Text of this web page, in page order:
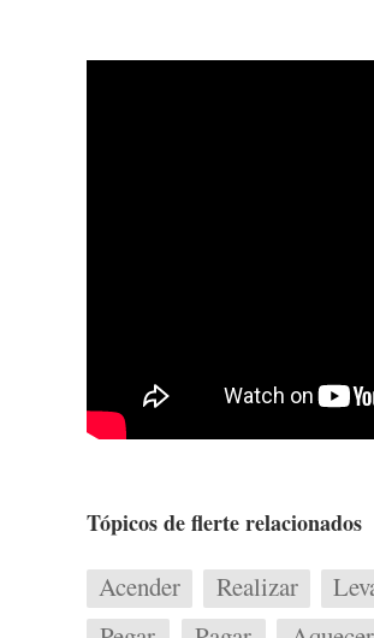
Tópicos de flerte relacionados
Acender Realizar